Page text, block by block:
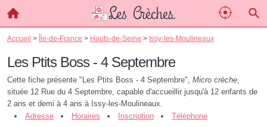
Accueil > Île-de-France > Hauts-de-Seine > Issy-les-Moulineaux
Les Ptits Boss - 4 Septembre
Cette fiche présente "Les Ptits Boss - 4 Septembre", Micro crèche,
située 12 Rue du 4 Septembre, capable d'accueillir jusqu'à 12 enfants de
2 ans et demi à 4 ans à Issy-les-Moulineaux.
Adresse
Horaires Inscription Téléphone